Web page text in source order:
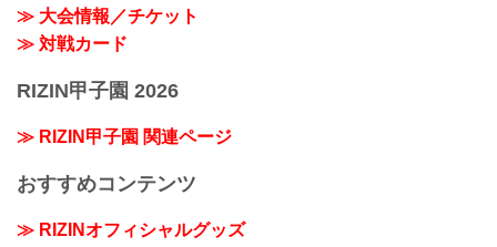
≫ 大会情報／チケット
≫ 対戦カード
RIZIN甲子園 2026
≫ RIZIN甲子園 関連ページ
おすすめコンテンツ
≫ RIZINオフィシャルグッズ